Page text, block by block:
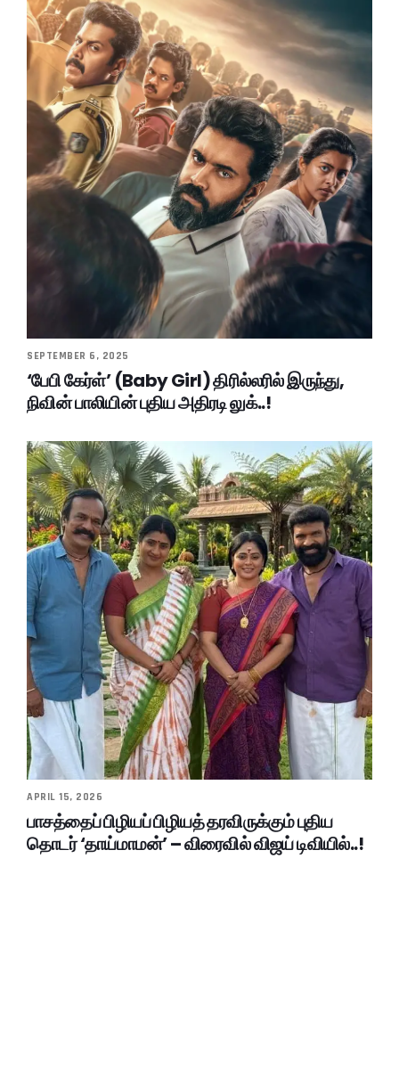
SEPTEMBER 6, 2025
‘பேபி கேர்ள்’ (Baby Girl) திரில்லரில் இருந்து,
நிவின் பாலியின் புதிய அதிரடி லுக்..!
APRIL 15, 2026
பாசத்தைப் பிழியப் பிழியத் தரவிருக்கும் புதிய
தொடர் ‘தாய்மாமன்’ – விரைவில் விஜய் டிவியில்..!